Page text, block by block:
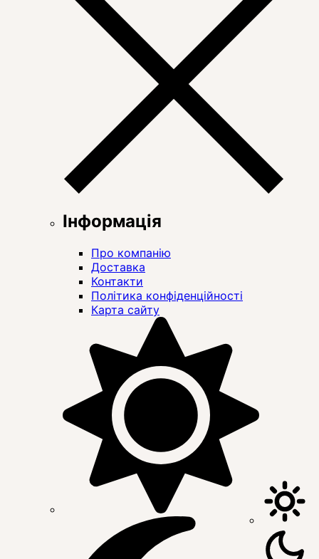
Інформація
Про компанію
Доставка
Контакти
Політика конфіденційності
Карта сайту